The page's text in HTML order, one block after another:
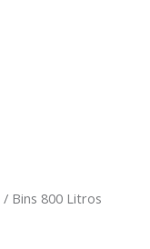
/ Bins 800 Litros